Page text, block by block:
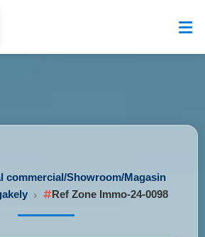
commercial/Showroom/Magasin
Ref Zone Immo-24-0098